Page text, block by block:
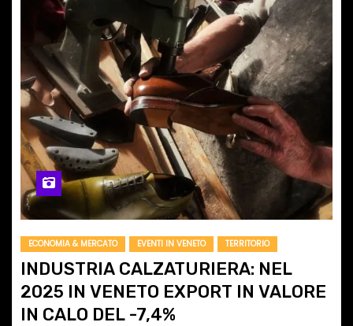
ECONOMIA & MERCATO EVENTI IN VENETO TERRITORIO
INDUSTRIA CALZATURIERA: NEL
2025 IN VENETO EXPORT IN VALORE
IN CALO DEL -7,4%